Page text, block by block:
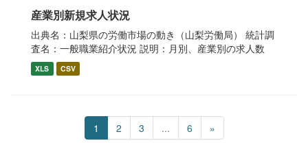
産業別新規求人状況
出典名：山梨県の労働市場の動き（山梨労働局） 統計調
査名：一般職業紹介状況 説明：月別、産業別の求人数
XLS CSV
1 2 3 ... 6 »